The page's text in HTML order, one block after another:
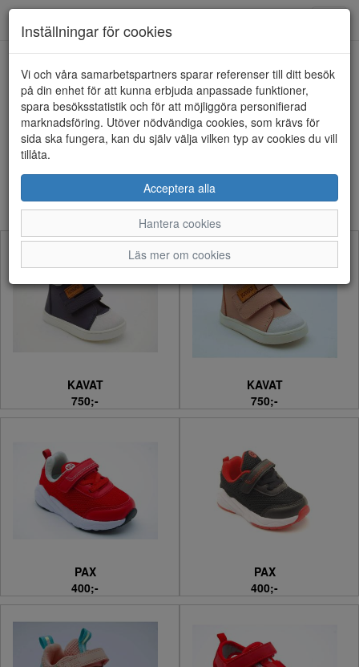
Barn - Babyskor (32
artiklar)
Sortera efter:
KAVAT
750;-
KAVAT
750;-
PAX
400;-
PAX
400;-
Inställningar för cookies
Vi och våra samarbetspartners sparar referenser till ditt besök
på din enhet för att kunna erbjuda anpassade funktioner,
spara besöksstatistik och för att möjliggöra personifierad
marknadsföring. Utöver nödvändiga cookies, som krävs för
sida ska fungera, kan du själv välja vilken typ av cookies du vill
tillåta.
Acceptera alla
Hantera cookies
Läs mer om cookies